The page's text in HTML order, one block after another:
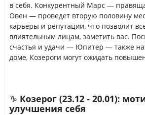
в себя. Конкурентный Марс —
Овен — проведет вторую половину
карьеры и репутации, что позволит
влиятельным лицам, заметить вас.
счастья и удачи — Юпитер — также
доме, Козероги могут ожидать
♑ Козерог (23.12 - 20.01):
улучшения себя